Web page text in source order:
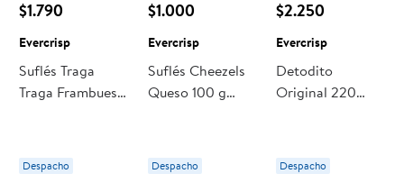
$1.790
Evercrisp
Suflés Traga
Traga Frambuesa
Despacho
$1.000
Evercrisp
Suflés Cheezels
Queso 100 g
Despacho
$2.250
Evercrisp
Detodito
Original 220
Despacho